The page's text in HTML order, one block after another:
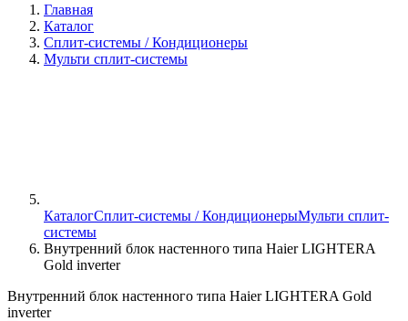
Главная
Каталог
Сплит-системы / Кондиционеры
Мульти сплит-системы
КаталогСплит-системы / КондиционерыМульти сплит-
системы
Внутренний блок настенного типа Haier LIGHTERA
Gold inverter
Внутренний блок настенного типа Haier LIGHTERA Gold
inverter